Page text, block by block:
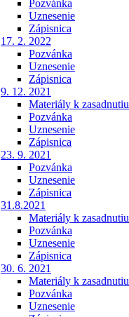
Pozvánka
Uznesenie
Zápisnica
17. 2. 2022
Pozvánka
Uznesenie
Zápisnica
9. 12. 2021
Materiály k zasadnutiu
Pozvánka
Uznesenie
Zápisnica
23. 9. 2021
Pozvánka
Uznesenie
Zápisnica
31.8.2021
Materiály k zasadnutiu
Pozvánka
Uznesenie
Zápisnica
30. 6. 2021
Materiály k zasadnutiu
Pozvánka
Uznesenie